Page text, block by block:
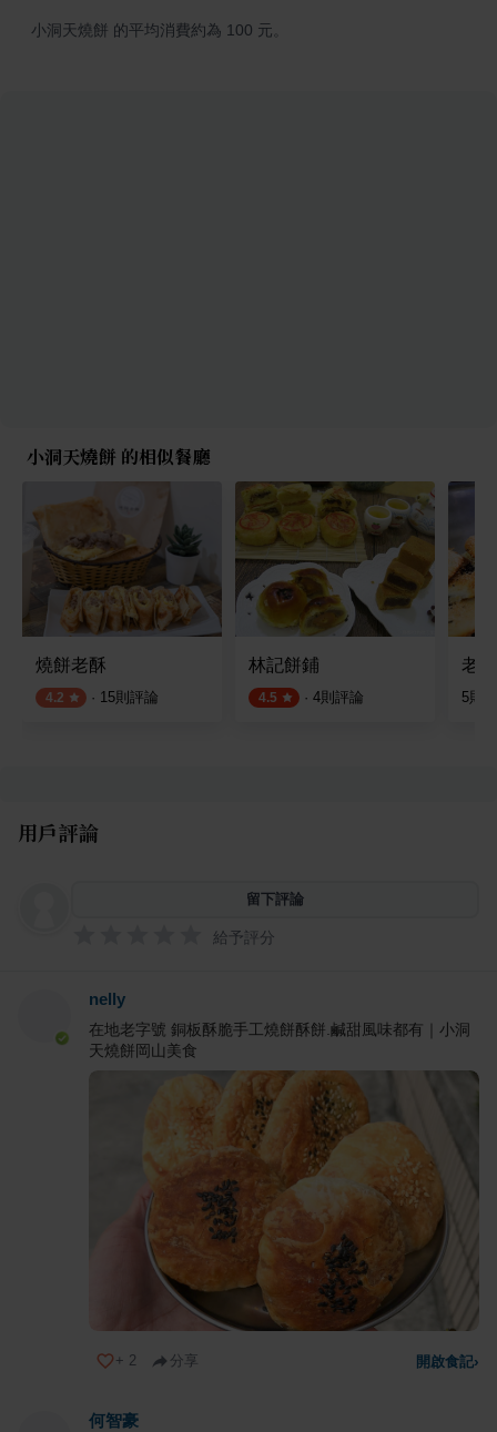
小洞天燒餅 的平均消費約為 100 元。
小洞天燒餅 的相似餐廳
燒餅老酥
4.2 · 15則評論
林記餅鋪
4.5 · 4則評論
老
5則
用戶評論
留下評論
給予評分
nelly
在地老字號 銅板酥脆手工燒餅酥餅.鹹甜風味都有｜小洞
天燒餅岡山美食
+ 2 分享 開啟食記›
何智豪